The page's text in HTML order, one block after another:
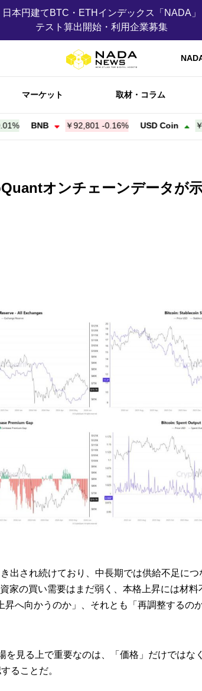
日本円建てBTC・ETHインデックス「NADA」
テスト算出開始・利用企業募集
マーケット 取材・コラム
BNB ￥92,800-0.16% USD Coin ￥
オンチェーンデータが
出され続けており、中長期では供給不足につ
家の買い需要はまだ弱く、本格上昇には材料
昇へ向かうのか」、それとも「再調整するの
を見る上で重要なのは、「価格」だけではな
ることだ。